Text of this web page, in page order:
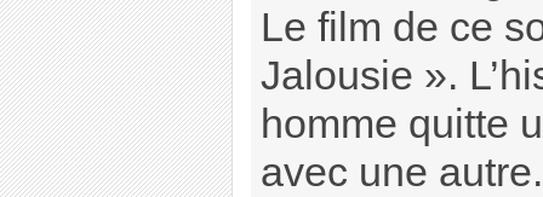
Le film de ce
Jalousie ».
homme quitte
avec une